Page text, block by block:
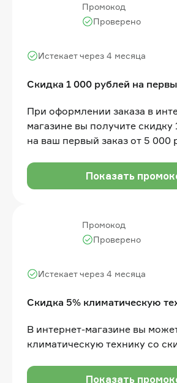
Промокод
Скидка 1 000 рублей на
Истекает через 4 месяца
Проверено
При оформлении заказа в
магазине вы получите скидку
на ваш первый заказ от 5 000
"Уценка"
Показать
Промокод
Скидка 5% климатическую
Истекает через 4 месяца
Проверено
В интернет-магазине вы
климатическую технику со
Показать